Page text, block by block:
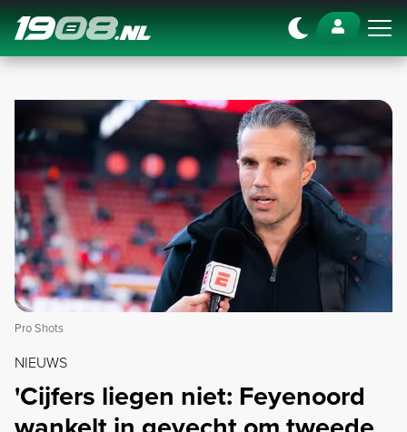
Navigation
Pro Shots
NIEUWS
'Cijfers liegen niet: Feyenoord